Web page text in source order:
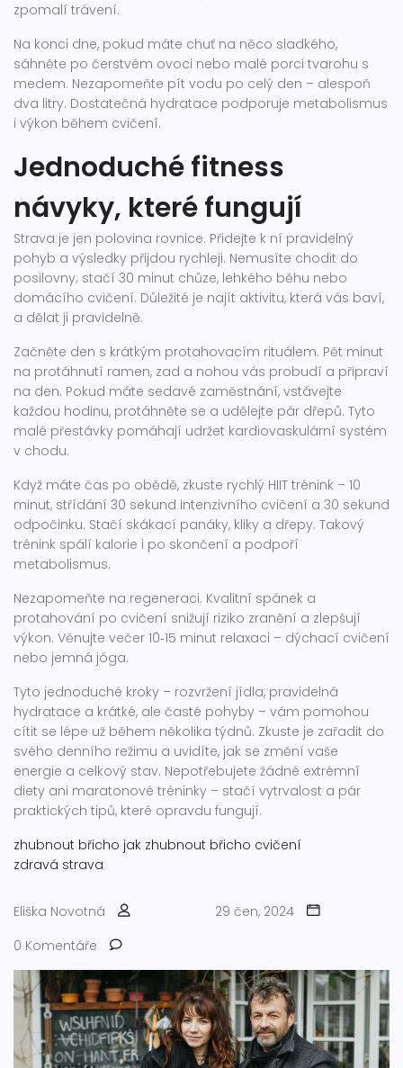
zpomalí trávení.
Na konci dne, pokud máte chuť na něco sladkého,
sáhněte po čerstvém ovoci nebo malé porci tvarohu s
medem. Nezapomeňte pít vodu po celý den – alespoň
dva litry. Dostatečná hydratace podporuje metabolismus
i výkon během cvičení.
Jednoduché fitness
návyky, které fungují
Strava je jen polovina rovnice. Přidejte k ní pravidelný
pohyb a výsledky přijdou rychleji. Nemusíte chodit do
posilovny; stačí 30 minut chůze, lehkého běhu nebo
domácího cvičení. Důležité je najít aktivitu, která vás baví,
a dělat ji pravidelně.
Začněte den s krátkým protahovacím rituálem. Pět minut
na protáhnutí ramen, zad a nohou vás probudí a připraví
na den. Pokud máte sedavé zaměstnání, vstávejte
každou hodinu, protáhněte se a udělejte pár dřepů. Tyto
malé přestávky pomáhají udržet kardiovaskulární systém
v chodu.
Když máte čas po obědě, zkuste rychlý HIIT trénink – 10
minut, střídání 30 sekund intenzivního cvičení a 30 sekund
odpočinku. Stačí skákací panáky, kliky a dřepy. Takový
trénink spálí kalorie i po skončení a podpoří
metabolismus.
Nezapomeňte na regeneraci. Kvalitní spánek a
protahování po cvičení snižují riziko zranění a zlepšují
výkon. Věnujte večer 10‑15 minut relaxaci – dýchací cvičení
nebo jemná jóga.
Tyto jednoduché kroky – rozvržení jídla, pravidelná
hydratace a krátké, ale časté pohyby – vám pomohou
cítit se lépe už během několika týdnů. Zkuste je zařadit do
svého denního režimu a uvidíte, jak se změní vaše
energie a celkový stav. Nepotřebujete žádné extrémní
diety ani maratonové tréninky – stačí vytrvalost a pár
praktických tipů, které opravdu fungují.
zhubnout břicho jak zhubnout břicho cvičení
zdravá strava
Eliška Novotná
29 čen, 2024
0 Komentáře